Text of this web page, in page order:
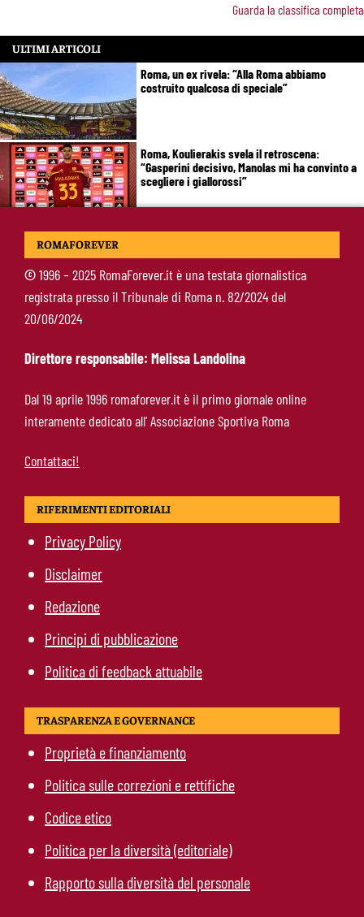
Guarda la classifica completa
ULTIMI ARTICOLI
Roma, un ex rivela: “Alla Roma abbiamo
costruito qualcosa di speciale”
Roma, Koulierakis svela il retroscena:
“Gasperini decisivo, Manolas mi ha convinto a
scegliere i giallorossi”
Soulé-Milan, la Roma detta le condizioni:
Ndicka-Roma, futuro più chiaro: il messaggio
che allontana il mercato
ROMAFOREVER
©1996 – 2025 RomaForever.it è una testata giornalistica
registrata presso il Tribunale di Roma n. 82/2024 del
20/06/2024
Direttore responsabile: Melissa Landolina
Dal 19 aprile 1996 romaforever.it è il primo giornale online
interamente dedicato all’ Associazione Sportiva Roma
Contattaci!
RIFERIMENTI EDITORIALI
Privacy Policy
Disclaimer
Redazione
Principi di pubblicazione
Politica di feedback attuabile
TRASPARENZA E GOVERNANCE
Proprietà e finanziamento
Politica sulle correzioni e rettifiche
Codice etico
Politica per la diversità (editoriale)
Rapporto sulla diversità del personale